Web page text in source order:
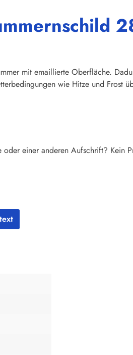
mit emaillierte Oberfläche.
wie Hitze und Frost
einer anderen Aufschrift? Kein